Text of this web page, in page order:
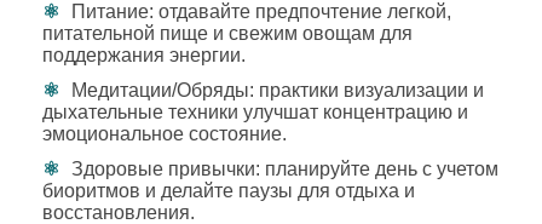
Питание: отдавайте предпочтение легкой,
питательной пище и свежим овощам для
поддержания энергии.
Медитации/Обряды: практики визуализации и
дыхательные техники улучшат концентрацию и
эмоциональное состояние.
Здоровые привычки: планируйте день с учетом
биоритмов и делайте паузы для отдыха и
восстановления.